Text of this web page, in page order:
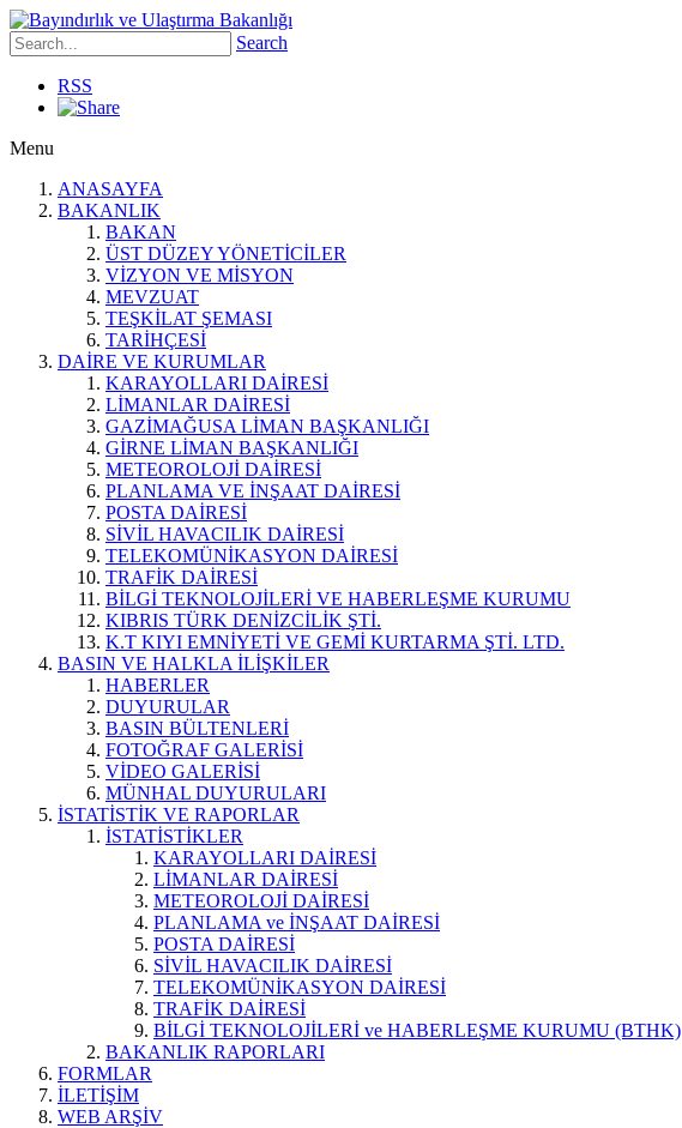
Search
RSS
Menu
ANASAYFA
BAKANLIK
BAKAN
ÜST DÜZEY YÖNETİCİLER
VİZYON VE MİSYON
MEVZUAT
TEŞKİLAT ŞEMASI
TARİHÇESİ
DAİRE VE KURUMLAR
KARAYOLLARI DAİRESİ
LİMANLAR DAİRESİ
GAZİMAĞUSA LİMAN BAŞKANLIĞI
GİRNE LİMAN BAŞKANLIĞI
METEOROLOJİ DAİRESİ
PLANLAMA VE İNŞAAT DAİRESİ
POSTA DAİRESİ
SİVİL HAVACILIK DAİRESİ
TELEKOMÜNİKASYON DAİRESİ
TRAFİK DAİRESİ
BİLGİ TEKNOLOJİLERİ VE HABERLEŞME KURUMU
KIBRIS TÜRK DENİZCİLİK ŞTİ.
K.T KIYI EMNİYETİ VE GEMİ KURTARMA ŞTİ. LTD.
BASIN VE HALKLA İLİŞKİLER
HABERLER
DUYURULAR
BASIN BÜLTENLERİ
FOTOĞRAF GALERİSİ
VİDEO GALERİSİ
MÜNHAL DUYURULARI
İSTATİSTİK VE RAPORLAR
İSTATİSTİKLER
KARAYOLLARI DAİRESİ
LİMANLAR DAİRESİ
METEOROLOJİ DAİRESİ
PLANLAMA ve İNŞAAT DAİRESİ
POSTA DAİRESİ
SİVİL HAVACILIK DAİRESİ
TELEKOMÜNİKASYON DAİRESİ
TRAFİK DAİRESİ
BİLGİ TEKNOLOJİLERİ ve HABERLEŞME KURUMU (BTHK)
BAKANLIK RAPORLARI
FORMLAR
İLETİŞİM
WEB ARŞİV